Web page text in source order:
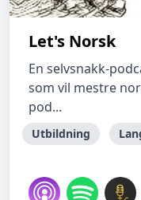
Let's Norsk
En selvsnakk-
som vil mestre
pod...
Utbildning